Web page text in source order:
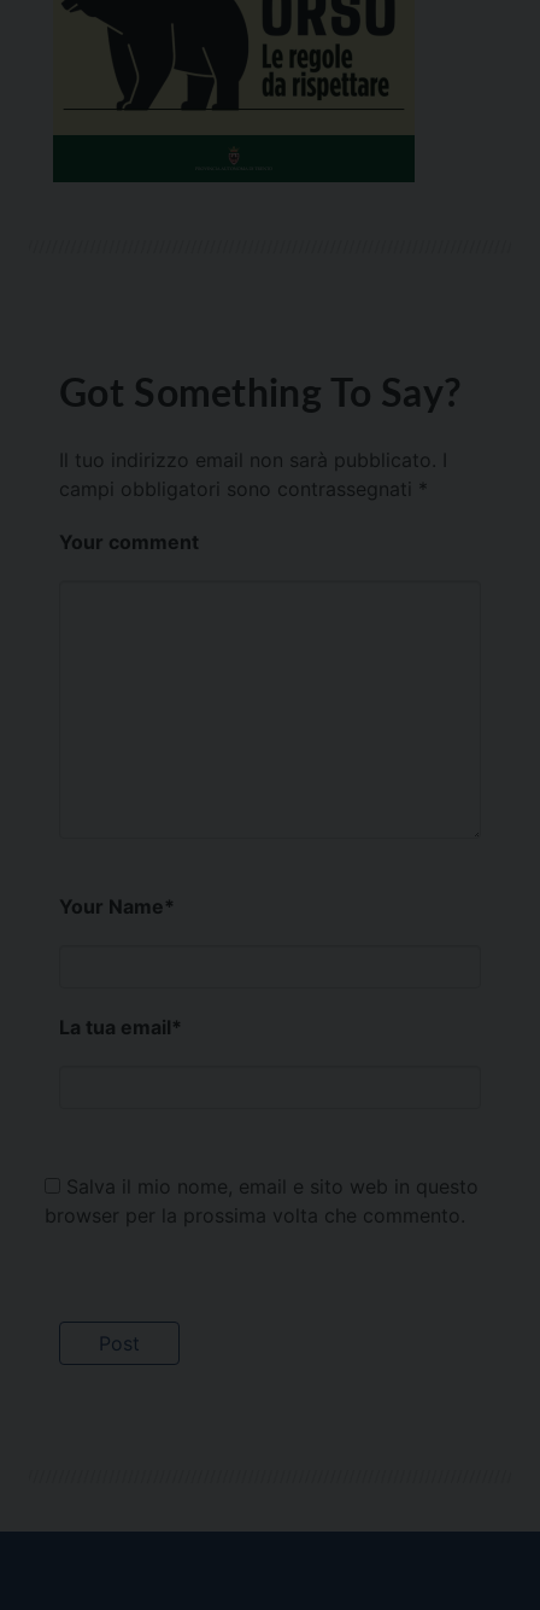
Got Something To Say?
Il tuo indirizzo email non sarà pubblicato.
campi obbligatori sono contrassegnati *
Your comment
Your Name*
La tua email*
Salva il mio nome, email e sito web in questo
browser per la prossima volta che commento.